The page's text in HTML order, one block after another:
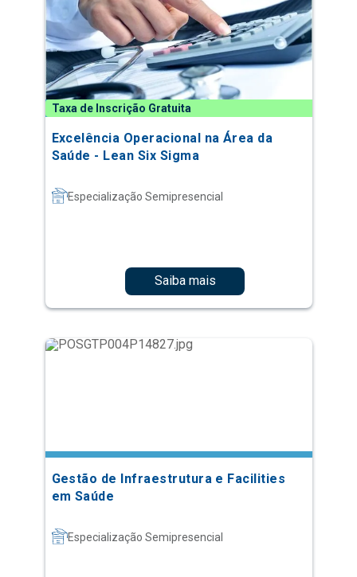
Taxa de Inscrição Gratuita
Excelência Operacional na Área da
Saúde - Lean Six Sigma
Especialização Semipresencial
Saiba mais
Gestão de Infraestrutura e Facilities
em Saúde
Especialização Semipresencial